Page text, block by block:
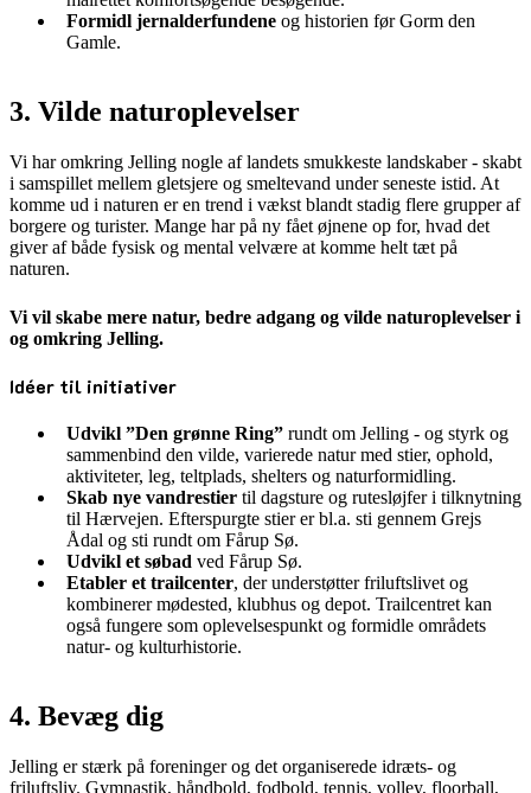
Formidl jernalderfundene og historien før Gorm den
Gamle.
3. Vilde naturoplevelser
Vi har omkring Jelling nogle af landets smukkeste landskaber - skabt
i samspillet mellem gletsjere og smeltevand under seneste istid. At
komme ud i naturen er en trend i vækst blandt stadig flere grupper af
borgere og turister. Mange har på ny fået øjnene op for, hvad det
giver af både fysisk og mental velvære at komme helt tæt på
naturen.
Vi vil skabe mere natur, bedre adgang og vilde naturoplevelser i
og omkring Jelling.
Idéer til initiativer
Udvikl ”Den grønne Ring” rundt om Jelling - og styrk og
sammenbind den vilde, varierede natur med stier, ophold,
aktiviteter, leg, teltplads, shelters og naturformidling.
Skab nye vandrestier til dagsture og rutesløjfer i tilknytning
til Hærvejen. Efterspurgte stier er bl.a. sti gennem Grejs
Ådal og sti rundt om Fårup Sø.
Udvikl et søbad ved Fårup Sø.
Etabler et trailcenter, der understøtter friluftslivet og
kombinerer mødested, klubhus og depot. Trailcentret kan
også fungere som oplevelsespunkt og formidle områdets
natur- og kulturhistorie.
4. Bevæg dig
Jelling er stærk på foreninger og det organiserede idræts- og
friluftsliv. Gymnastik, håndbold, fodbold, tennis, volley, floorball,